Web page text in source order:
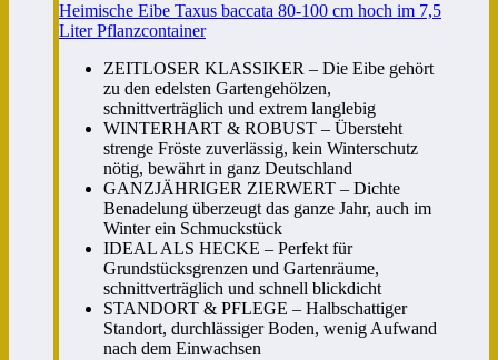
Heimische Eibe Taxus baccata 80-100 cm hoch im 7,5
Liter Pflanzcontainer
ZEITLOSER KLASSIKER – Die Eibe gehört
zu den edelsten Gartengehölzen,
schnittverträglich und extrem langlebig
WINTERHART & ROBUST – Übersteht
strenge Fröste zuverlässig, kein Winterschutz
nötig, bewährt in ganz Deutschland
GANZJÄHRIGER ZIERWERT – Dichte
Benadelung überzeugt das ganze Jahr, auch im
Winter ein Schmuckstück
IDEAL ALS HECKE – Perfekt für
Grundstücksgrenzen und Gartenräume,
schnittverträglich und schnell blickdicht
STANDORT & PFLEGE – Halbschattiger
Standort, durchlässiger Boden, wenig Aufwand
nach dem Einwachsen